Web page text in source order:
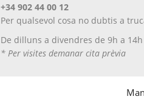
+34 902 44 00 12
Per qualsevol cosa no dubtis a
De dilluns a divendres de 9h a 14h
* Per visites demanar cita prèvia